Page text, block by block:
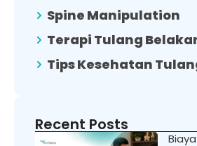
Spine Manipulation
Terapi Tulang
Tips Kesehatan
Recent Posts